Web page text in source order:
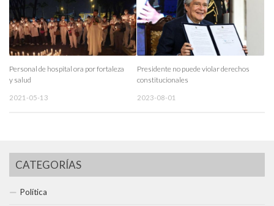
Personal de hospital ora por fortaleza
y salud
2021-05-13
Presidente no puede violar derechos
constitucionales
2023-08-01
CATEGORÍAS
Política